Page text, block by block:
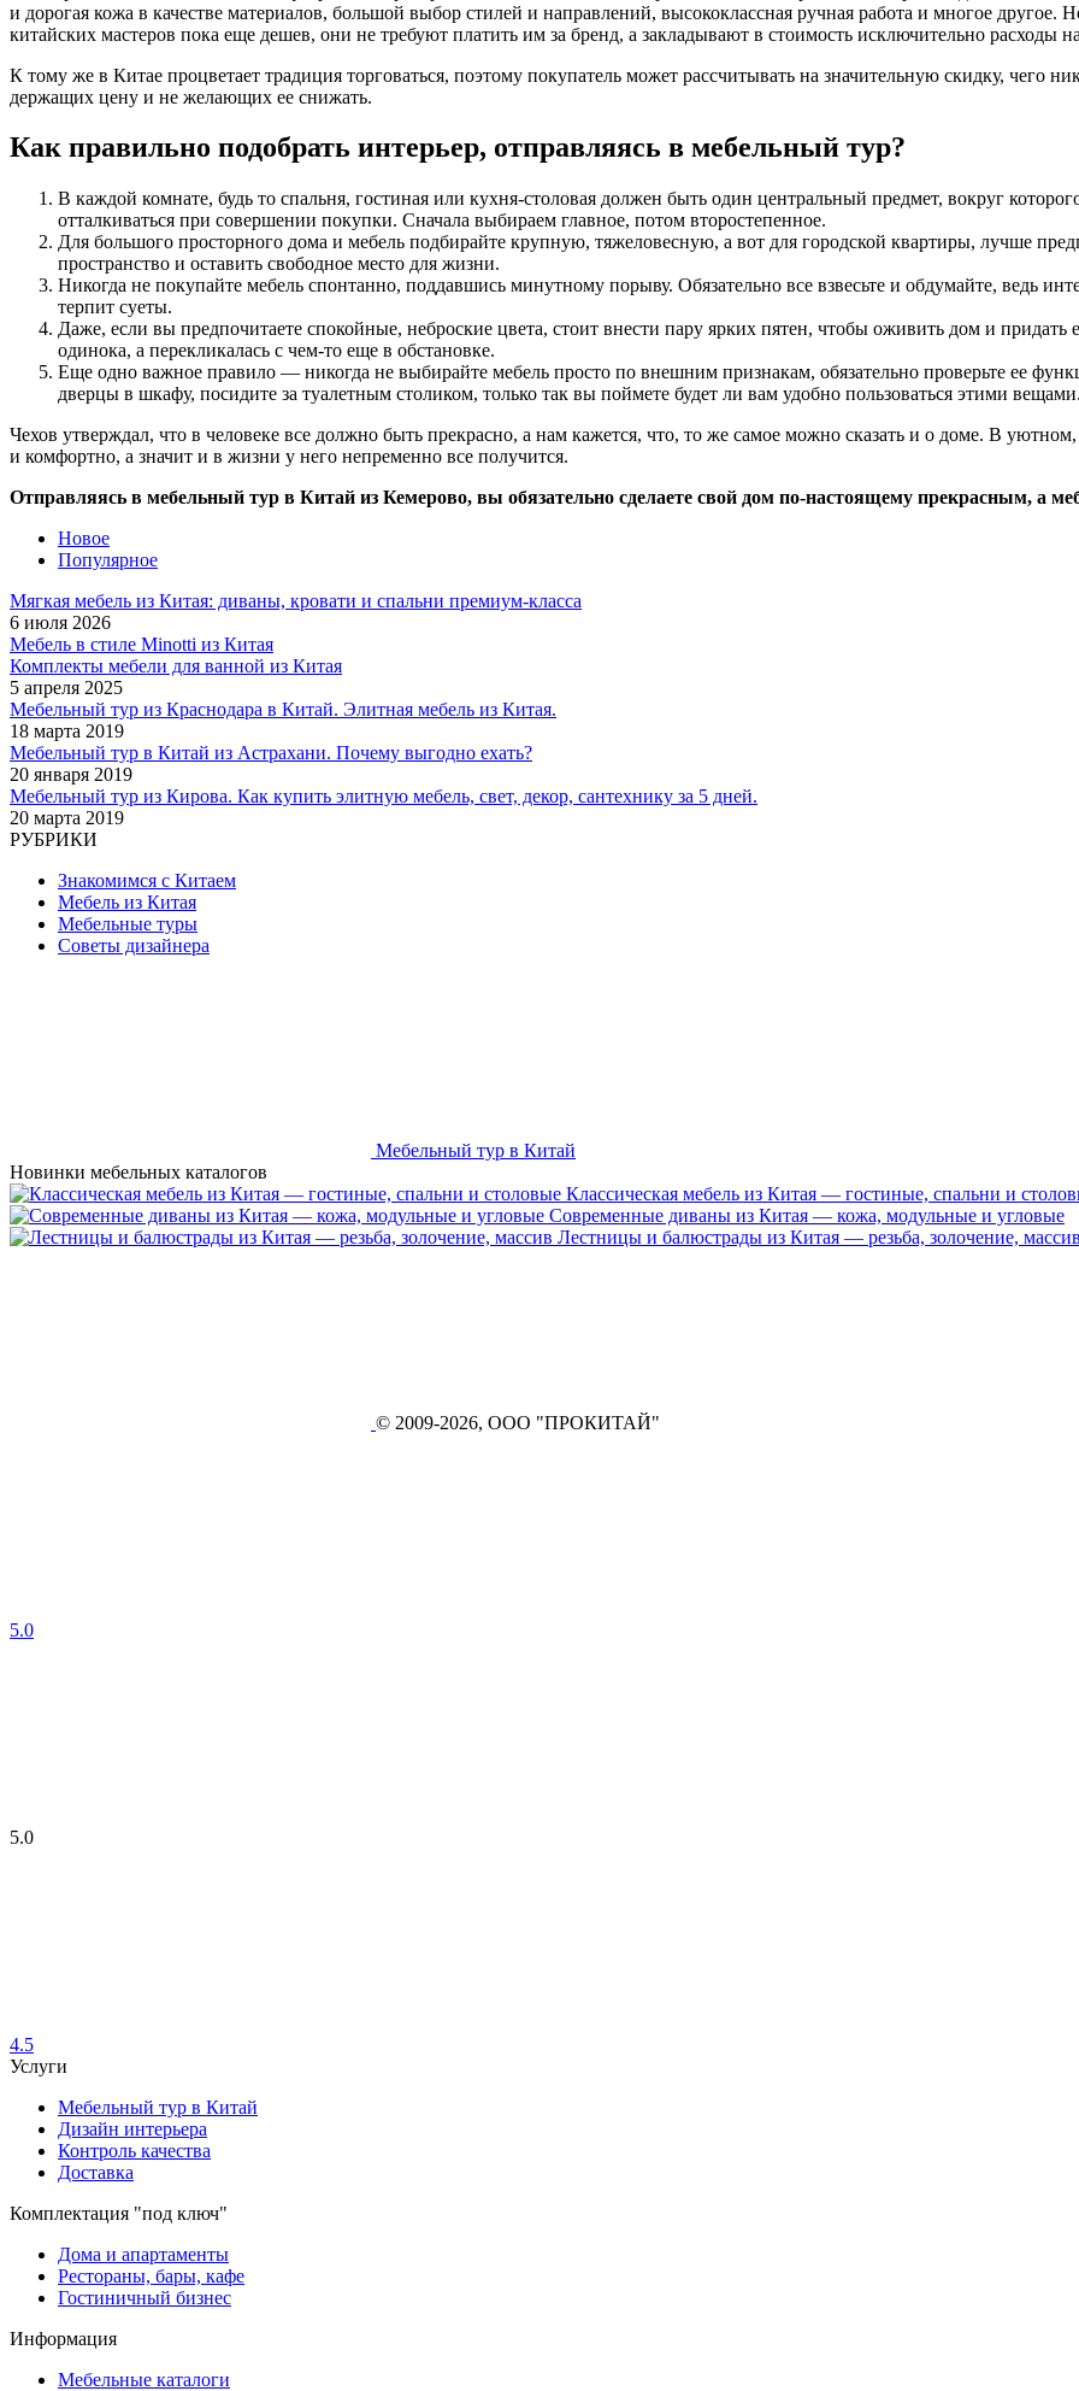
и дорогая кожа в качестве материалов, большой выбор стилей и направлений, высококлассная ручная работа и многое
китайских мастеров пока еще дешев, они не требуют платить им за бренд, а закладывают в стоимость исключительно расходы
К тому же в Китае процветает традиция торговаться, поэтому покупатель может рассчитывать на значительную скидку, чего
держащих цену и не желающих ее снижать.
Как правильно подобрать интерьер, отправляясь в мебельный тур?
В каждой комнате, будь то спальня, гостиная или кухня-столовая должен быть один центральный предмет, вокруг
отталкиваться при совершении покупки. Сначала выбираем главное, потом второстепенное.
Для большого просторного дома и мебель подбирайте крупную, тяжеловесную, а вот для городской квартиры, лучше
пространство и оставить свободное место для жизни.
Никогда не покупайте мебель спонтанно, поддавшись минутному порыву. Обязательно все взвесьте и обдумайте, ведь
терпит суеты.
Даже, если вы предпочитаете спокойные, неброские цвета, стоит внести пару ярких пятен, чтобы оживить дом и придать
одинока, а перекликалась с чем-то еще в обстановке.
Еще одно важное правило — никогда не выбирайте мебель просто по внешним признакам, обязательно проверьте ее
дверцы в шкафу, посидите за туалетным столиком, только так вы поймете будет ли вам удобно пользоваться этими вещами.
Чехов утверждал, что в человеке все должно быть прекрасно, а нам кажется, что, то же самое можно сказать и о доме. В
и комфортно, а значит и в жизни у него непременно все получится.
Отправляясь в мебельный тур в Китай из Кемерово, вы обязательно сделаете свой дом по-настоящему прекрасным, а
Новое
Популярное
Мягкая мебель из Китая: диваны, кровати и спальни премиум-класса
6 июля 2026
Мебель в стиле Minotti из Китая
Комплекты мебели для ванной из Китая
5 апреля 2025
Мебельный тур из Краснодара в Китай. Элитная мебель из Китая.
18 марта 2019
Мебельный тур в Китай из Астрахани. Почему выгодно ехать?
20 января 2019
Мебельный тур из Кирова. Как купить элитную мебель, свет, декор, сантехнику за 5 дней.
20 марта 2019
РУБРИКИ
Знакомимся с Китаем
Мебель из Китая
Мебельные туры
Советы дизайнера
Мебельный тур в Китай
Новинки мебельных каталогов
Классическая мебель из Китая — гостиные, спальни и
Современные диваны из Китая — кожа, модульные и угловые
Лестницы и балюстрады из Китая — резьба, золочение, массив
© 2009-2026, ООО "ПРОКИТАЙ"
5.0
5.0
4.5
Услуги
Мебельный тур в Китай
Дизайн интерьера
Контроль качества
Доставка
Комплектация "под ключ"
Дома и апартаменты
Рестораны, бары, кафе
Гостиничный бизнес
Информация
Мебельные каталоги